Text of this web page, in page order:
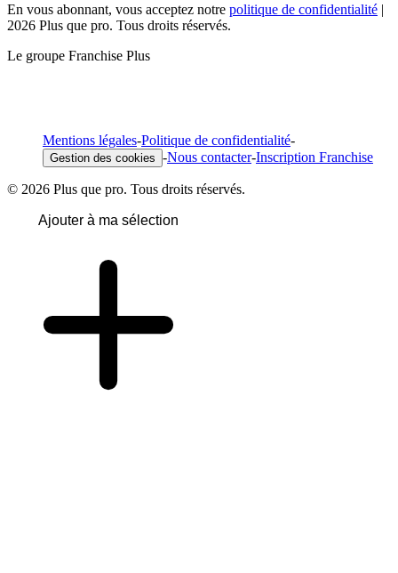
En vous abonnant, vous acceptez notre politique de confidentialité |
2026 Plus que pro. Tous droits réservés.
Le groupe Franchise Plus
Mentions légales-Politique de confidentialité-
Gestion des cookies -Nous contacter-Inscription Franchise
© 2026 Plus que pro. Tous droits réservés.
Ajouter à ma sélection